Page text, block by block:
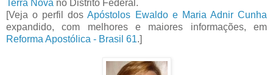
Terra Nova no Distrito Federal.
[Veja o perfil dosApóstolos Ewaldo e Maria Adnir Cunha
expandido, com melhores e maiores informações, em
Reforma Apostólica - Brasil 61.]